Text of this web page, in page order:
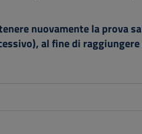
nuovamente la prova
al fine di raggiungere